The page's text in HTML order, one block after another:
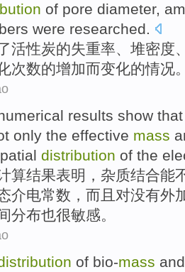
of pore diameter,
were researched.
活性炭的失重率、 堆密度
次数的增加而变化的情况
results show that
only the effective mass
distribution of the
算结果表明 ， 杂质结合能
介电常数 ， 而且 对没有外
分布也很敏感。
of bio-mass and